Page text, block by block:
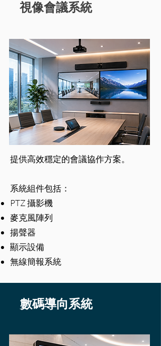
視像會議系統
提供高效穩定的會議協作方案。
系統組件包括：
PTZ 攝影機
麥克風陣列
揚聲器
顯示設備
無線簡報系統
數碼導向系統